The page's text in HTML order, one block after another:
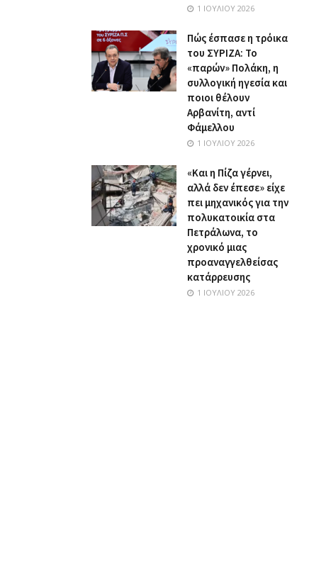
1 ΙΟΥΛΊΟΥ 2026
Πώς έσπασε η τρόικα
του ΣΥΡΙΖΑ: Το
«παρών» Πολάκη, η
συλλογική ηγεσία και
ποιοι θέλουν
Αρβανίτη, αντί
Φάμελλου
1 ΙΟΥΛΊΟΥ 2026
«Και η Πίζα γέρνει,
αλλά δεν έπεσε» είχε
πει μηχανικός για την
πολυκατοικία στα
Πετράλωνα, το
χρονικό μιας
προαναγγελθείσας
κατάρρευσης
1 ΙΟΥΛΊΟΥ 2026